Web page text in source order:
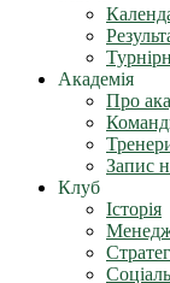
Академія
Про
Запис
Клуб
Історія